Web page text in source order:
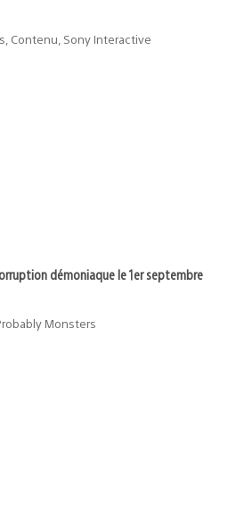
Contenu, Sony Interactive
démoniaque le 1er septembre
Monsters